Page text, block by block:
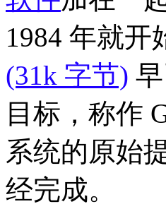
1984 年就开
(31k 字节)
目标，称作
系统的原始
经完成。